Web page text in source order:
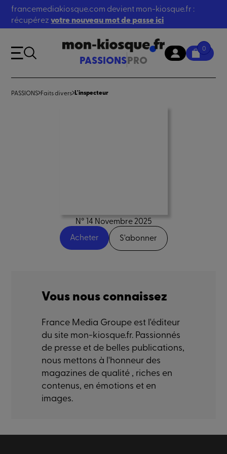
francemediakiosque.com devient mon-kiosque.fr :
récupérezvotre nouveau mot de passe ici
PASSIONSPRO
0
PASSIONS Faits divers L'inspecteur
N° 14 Novembre 2025
Acheter
S'abonner
Vous nous connaissez
France Media Groupe est l'éditeur
du site mon-kiosque.fr. Passionnés
de presse et de belles publications,
nous mettons à l'honneur des
magazines de qualité , riches en
contenus, en émotions et en
images.